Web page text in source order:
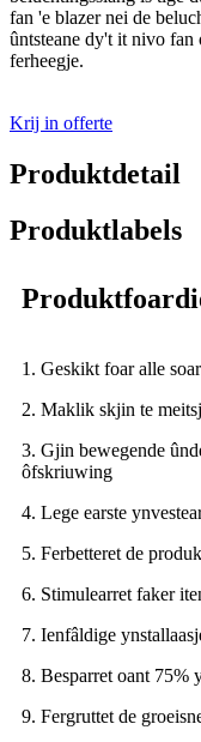
fan 'e blazer nei de
ûntsteane dy't it nivo
ferheegje.
Krij in offerte
Produktdetail
Produktlabels
1. Geskikt foar alle
2. Maklik skjin te
3. Gjin bewegende
ôfskriuwing
4. Lege earste
5. Ferbetteret de
6. Stimulearret faker
7. Ienfâldige
8. Besparret oant 75%
9. Fergruttet de